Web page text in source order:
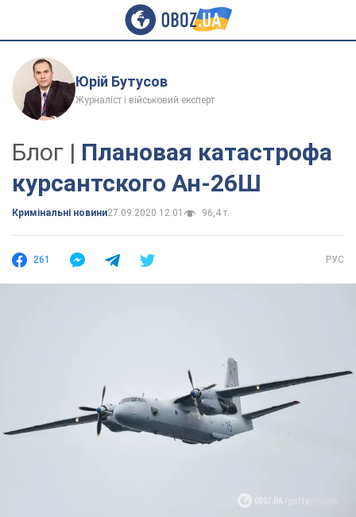
Юрій Бутусов
Журналіст і військовий експерт
Блог | Плановая катастрофа
курсантского Ан-26Ш
Кримінальні новини27.09.2020 12:01 96,4 т.
261 РУС